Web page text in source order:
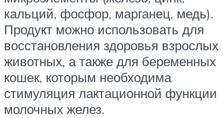
кальций, фосфор, марганец, медь).
Продукт можно использовать для
восстановления здоровья взрослых
животных, а также для беременных
кошек, которым необходима
стимуляция лактационной функции
молочных желез.